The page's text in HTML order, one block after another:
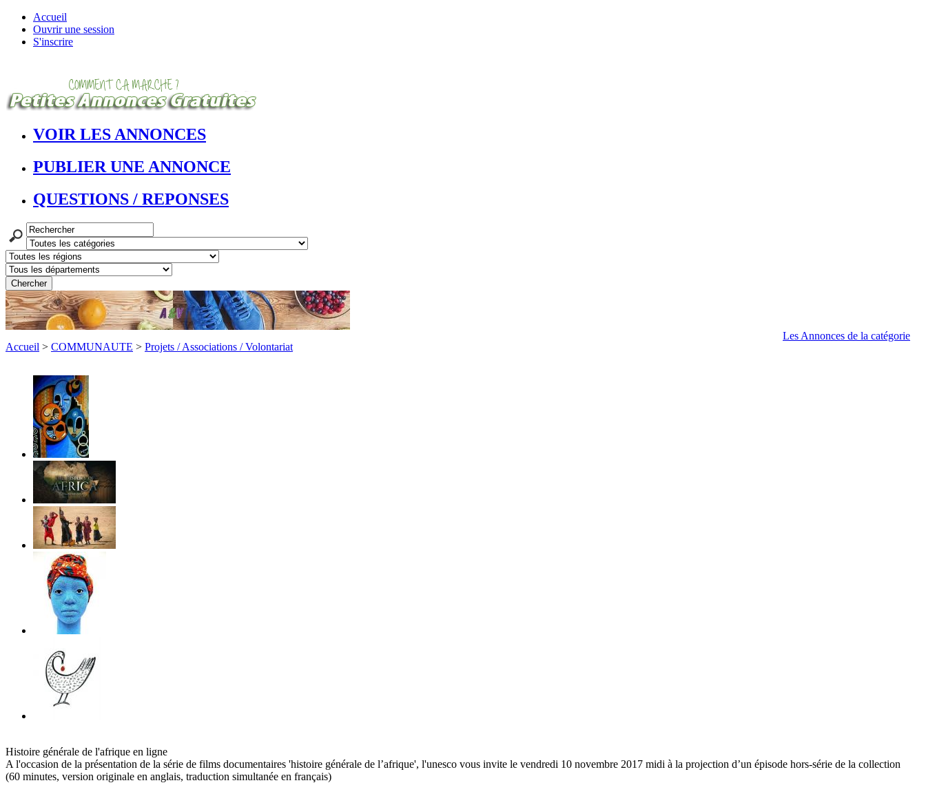
Accueil
Ouvrir une session
S'inscrire
VOIR LES ANNONCES
PUBLIER UNE ANNONCE
QUESTIONS / REPONSES
Les Annonces de la catégorie
Accueil > COMMUNAUTE > Projets / Associations / Volontariat
Histoire générale de l'afrique en ligne
A l'occasion de la présentation de la série de films documentaires 'histoire générale de l’afrique', l'unesco vous invite le vendredi 10 novembre 2017 midi à la projection d’un épisode hors-série de la collection
(60 minutes, version originale en anglais, traduction simultanée en français)